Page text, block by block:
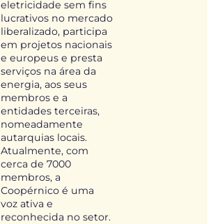
eletricidade sem fins
lucrativos no mercado
liberalizado, participa
em projetos nacionais
e europeus e presta
serviços na área da
energia, aos seus
membros e a
entidades terceiras,
nomeadamente
autarquias locais.
Atualmente, com
cerca de 7000
membros, a
Coopérnico é uma
voz ativa e
reconhecida no setor.